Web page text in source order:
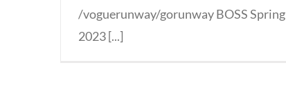
/voguerunway/gorunway BOSS Spring
2023 [...]